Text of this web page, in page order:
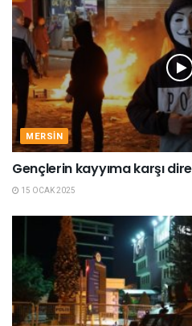
MERSIN
Gençlerin kayyıma karşı
15 OCAK 2025